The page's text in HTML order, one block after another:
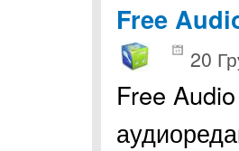
Free
20
Free